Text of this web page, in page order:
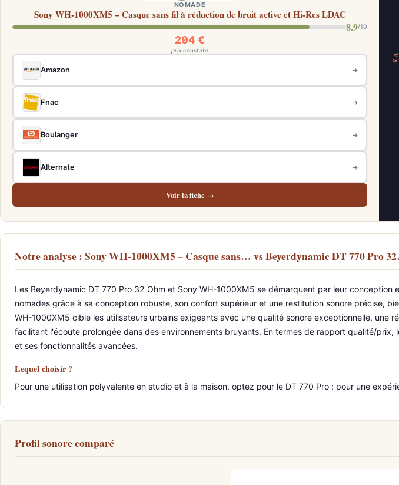
NOMADE
Sony WH-1000XM5 – Casque sans fil à réduction de bruit active et Hi-Res LDAC
8.9/10
294 €
prix constaté
Amazon →
Fnac →
Boulanger →
Alternate →
Voir la fiche →
VS
Notre analyse : Sony WH-1000XM5 – Casque sans… vs Beyerdynamic DT 770 Pro
Les Beyerdynamic DT 770 Pro 32 Ohm et Sony WH-1000XM5 se démarquent par leur
nomades grâce à sa conception robuste, son confort supérieur et une restitution sonore précise,
WH-1000XM5 cible les utilisateurs urbains exigeants avec une qualité sonore exceptionnelle, une
facilitant l'écoute prolongée dans des environnements bruyants. En termes de rapport qualité/
et ses fonctionnalités avancées.
Lequel choisir ?
Pour une utilisation polyvalente en studio et à la maison, optez pour le DT 770 Pro ; pour une
Profil sonore comparé